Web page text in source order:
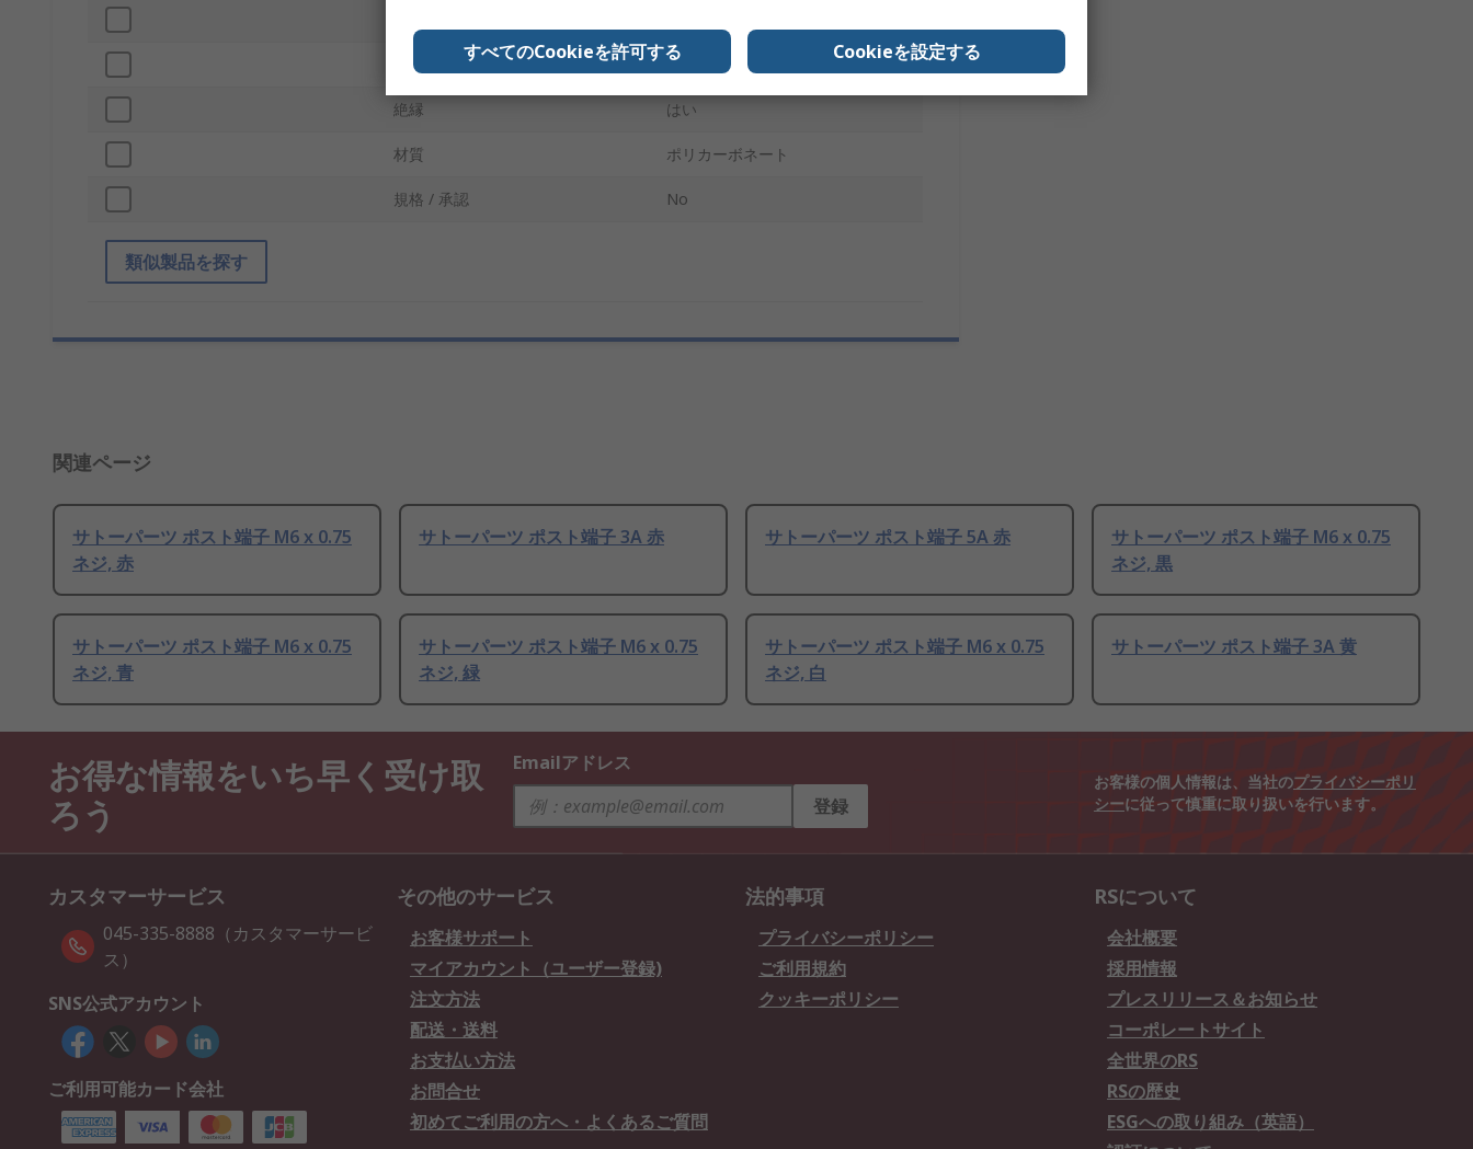
ネジサイズ M8 x 0.75
絶縁 はい
材質 ポリカーボネート
規格 / 承認 No
類似製品を探す
関連ページ
サトーパーツ ポスト端子 M6 x 0.75
ネジ, 赤
サトーパーツ ポスト端子 3A 赤 サトーパーツ ポスト端子 5A 赤
サトーパーツ ポスト端子 M6 x 0.75
ネジ, 黒
サトーパーツ ポスト端子 M6 x 0.75
ネジ, 青
サトーパーツ ポスト端子 M6 x 0.75
ネジ, 緑
サトーパーツ ポスト端子 M6 x 0.75
ネジ, 白
サトーパーツ ポスト端子 3A 黄
お得な情報をいち早く受け取
ろう
Emailアドレス
登録
お客様の個人情報は、当社のプライバシーポリ
シーに従って慎重に取り扱いを行います。
カスタマーサービス
045-335-8888（カスタマーサービ
ス）
SNS公式アカウント
ご利用可能カード会社
その他のサービス
お客様サポート
マイアカウント（ユーザー登録)
注文方法
配送・送料
お支払い方法
お問合せ
初めてご利用の方へ・よくあるご質問
法的事項
プライバシーポリシー
ご利用規約
クッキーポリシー
RSについて
会社概要
採用情報
プレスリリース＆お知らせ
コーポレートサイト
全世界のRS
RSの歴史
ESGへの取り組み（英語）
すべてのCookieを許可する Cookieを設定する